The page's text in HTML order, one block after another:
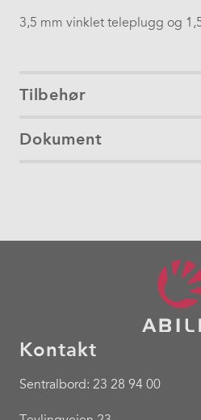
3,5 mm vinklet teleplugg og
Tilbehør
Dokument
Kontakt
Sentralbord: 23 28 94 00